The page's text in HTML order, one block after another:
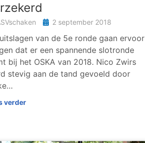
2 september 2018
van de 5e ronde gaan ervoor
dat er een spannende slotronde
bij het OSKA van 2018. Nico Zwirs
stevig aan de tand gevoeld door
verder